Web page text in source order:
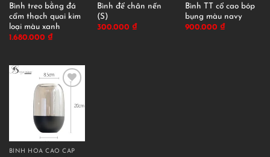
Bình treo bằng đá
cẩm thạch quai kim
loại màu xanh
1.680.000 ₫
Bình để chân nến
(S)
300.000 ₫
Bình TT cổ cao bóp
bụng màu navy
900.000 ₫
BÌNH HOA CAO CẤP